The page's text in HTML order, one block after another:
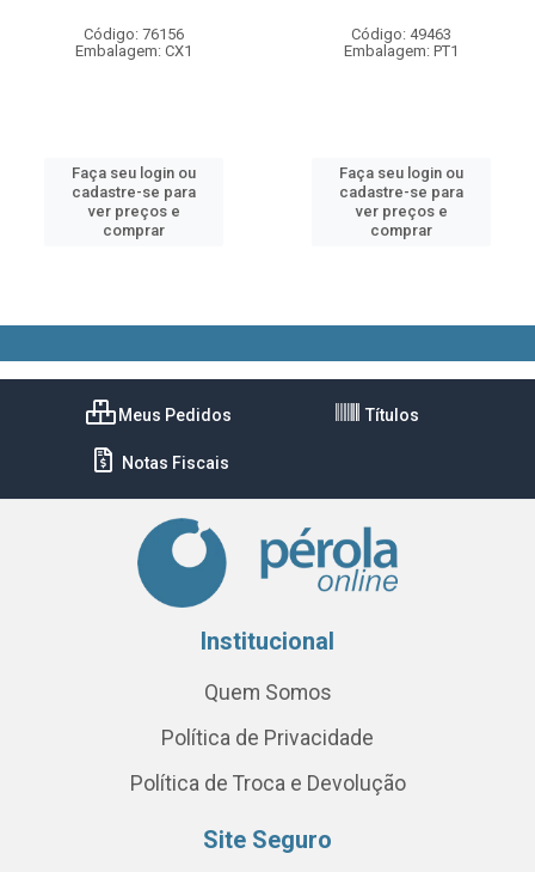
Código: 76156
Embalagem: CX1
Faça seu login ou
cadastre-se para
ver preços e
comprar
Código: 49463
Embalagem: PT1
Faça seu login ou
cadastre-se para
ver preços e
comprar
Meus Pedidos Títulos
Notas Fiscais
Institucional
Quem Somos
Política de Privacidade
Política de Troca e Devolução
Site Seguro